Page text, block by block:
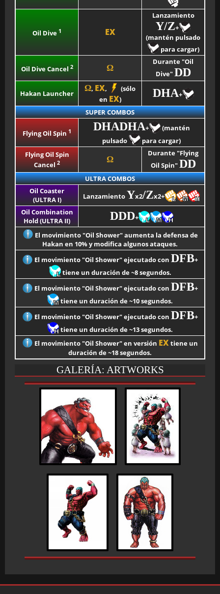
Oil Dive 1 EX
Lanzamiento
Y/Z+
(mantén pulsado
para cargar)
Oil Dive Cancel 2 Ω
Durante "Oil
Dive"DD
Hakan Launcher
Ω, EX,
(sólo
en EX) DHA+
SUPER COMBOS
Flying Oil Spin 1 DHADHA+
(mantén
pulsado
para cargar)
Flying Oil Spin
Cancel2 Ω
Durante "Flying
Oil Spin"DD
ULTRA COMBOS
Oil Coaster
(ULTRA I)
LanzamientoYx2/Zx2+
Oil Combination
Hold (ULTRA II)
DDD+
El movimiento "Oil Shower" aumenta la defensa de
Hakan en 10% y modifica algunos ataques.
El movimiento "Oil Shower" ejecutado con DFB+
tiene un duración de ~8 segundos.
El movimiento "Oil Shower" ejecutado con DFB+
tiene un duración de ~10 segundos.
El movimiento "Oil Shower" ejecutado con DFB+
tiene un duración de ~13 segundos.
El movimiento "Oil Shower" en versión EXtiene un
duración de ~18 segundos.
GALERÍA: ARTWORKS